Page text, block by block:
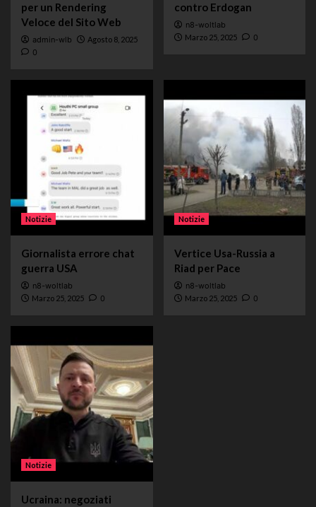
per un Rendering
Veloce del Sito Web
admin-wlb Agosto 8, 2025
0
contro Erdogan
n8-woltlab
Marzo 25, 2025 0
Notizie
Giornalista errore chat
guerra USA
n8-woltlab
Marzo 25, 2025 0
Notizie
Vertice Usa-Russia a
Riad per Pace
n8-woltlab
Marzo 25, 2025 0
Notizie
Ucraina: negoziati